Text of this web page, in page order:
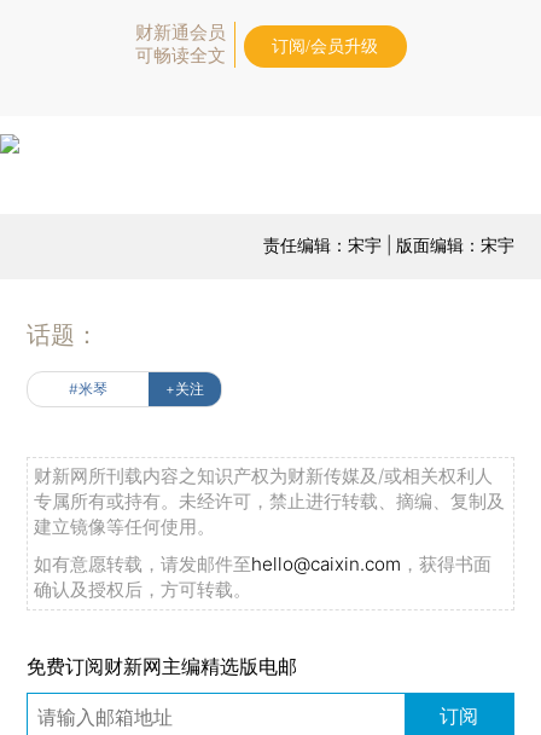
财新通会员
可畅读全文
订阅/会员升级
责任编辑：宋宇 | 版面编辑：宋宇
话题：
#米琴 +关注
财新网所刊载内容之知识产权为财新传媒及/或相关权利人
专属所有或持有。未经许可，禁止进行转载、摘编、复制及
建立镜像等任何使用。
如有意愿转载，请发邮件至hello@caixin.com ，获得书面
确认及授权后，方可转载。
免费订阅财新网主编精选版电邮
订阅